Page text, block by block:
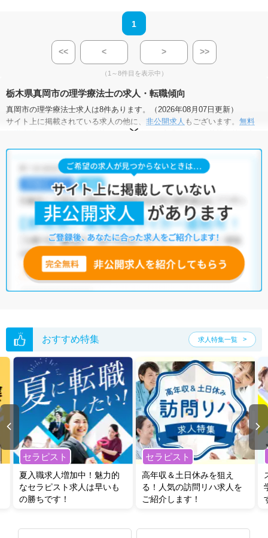
1
<< < > >>
（1～8件目を表示中）
栃木県真岡市の理学療法士の求人・転職傾向
真岡市の理学療法士求人は8件あります。（2026年08月07日更新）
サイト上に掲載されている求人の他に、 非公開求人 もございます。 無料
にお申し込みいただくと、全求人からご希望条件に合
真岡市の理学療法士求人では以下のような条件が人気です。
積極採用中・新卒OK・ 残業少なめ ・ 正社員(正職員)
・介護福祉施設・小児リハビリ・その他
他の条件でも人気の求人がございますので、「こだわり条件」から検索
いただくか、お気軽にお問い合わせください。
全国の理学療法士求人から検索いただくことも可能です。
無料転職支援サービス
にお申し込みいただくと、ご希望条件をヒアリン
グした上で求人をご提案いたします。
ご希望条件がまだ定まっていない方は人気の希望条件をピックアップし
い。
おすすめ特集 求人特集一覧
セラピスト
夏入職求人増加中！魅力的
なセラピスト求人は早いも
の勝ちです！
セラピスト
高年収＆土日休みを狙え
る！人気の訪問リハ求人を
ご紹介します！